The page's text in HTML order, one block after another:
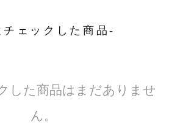
ェックした商品-
した商品はまだありませ
ん。